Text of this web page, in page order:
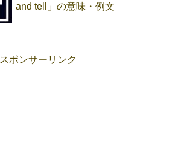
and tell」の意味・例文
スポンサーリンク